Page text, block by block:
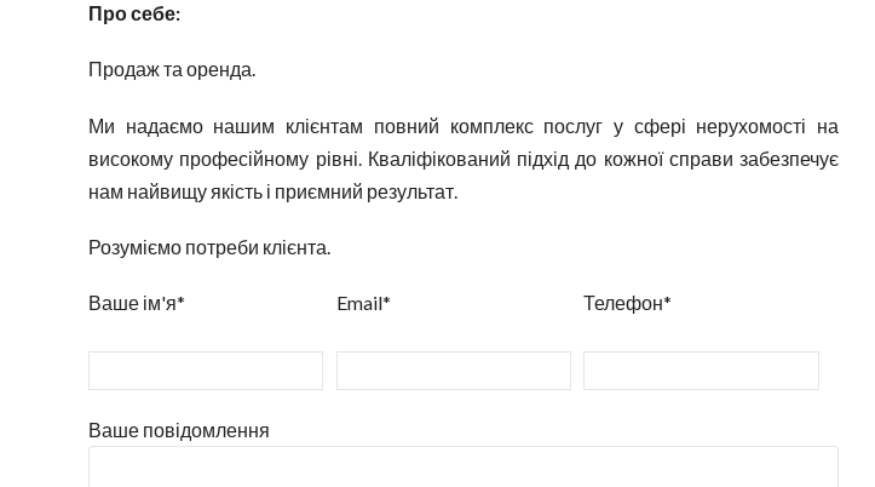
Про себе:
Продаж та оренда.
Ми надаємо нашим клієнтам повний комплекс послуг у сфері нерухомості на
високому професійному рівні. Кваліфікований підхід до кожної справи забезпечує
нам найвищу якість і приємний результат.
Розуміємо потреби клієнта.
Ваше ім'я* Email* Телефон*
Ваше повідомлення